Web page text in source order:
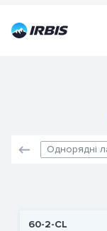
Однорядні
60-2-CL